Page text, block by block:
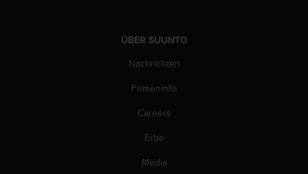
ÜBER SUUNTO
Nachrichten
Firmeninfo
Careers
Erbe
Media